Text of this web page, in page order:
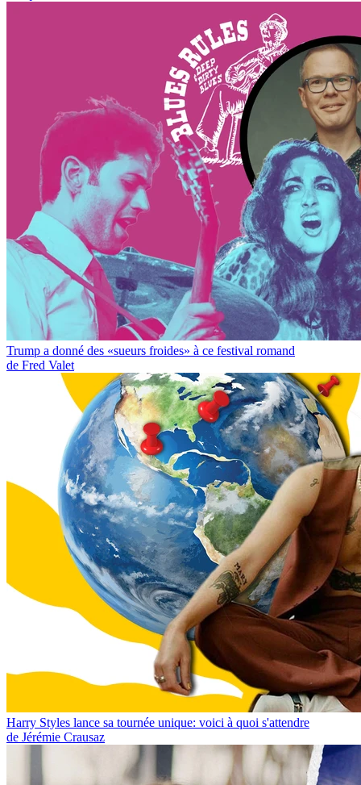
Trump a donné des «sueurs froides» à ce festival romand
de Fred Valet
Harry Styles lance sa tournée unique: voici à quoi s'attendre
de Jérémie Crausaz